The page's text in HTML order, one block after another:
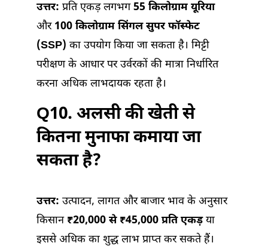
उत्तर: प्रति एकड़ लगभग55 किलोग्राम यूरिया
और 100 किलोग्राम सिंगल सुपर फॉस्फेट
(SSP) का उपयोग किया जा सकता है। मिट्टी
परीक्षण के आधार पर उर्वरकों की मात्रा निर्धारित
करना अधिक लाभदायक रहता है।
Q10. अलसी की खेती से
कितना मुनाफा कमाया जा
सकता है?
उत्तर: उत्पादन, लागत और बाजार भाव के अनुसार
किसान ₹20,000 से ₹45,000 प्रति एकड़या
इससे अधिक का शुद्ध लाभ प्राप्त कर सकते हैं।